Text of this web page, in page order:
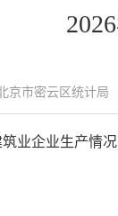
京市密云区统计局
业企业生产情